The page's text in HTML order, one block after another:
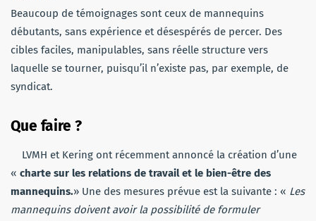
Beaucoup de témoignages sont ceux de mannequins
débutants, sans expérience et désespérés de percer. Des
cibles faciles, manipulables, sans réelle structure vers
laquelle se tourner, puisqu’il n’existe pas, par exemple, de
syndicat.
Que faire ?
LVMH et Kering ont récemment annoncé la création d’une
« charte sur les relations de travail et le bien-être des
mannequins.» Une des mesures prévue est la suivante : « Les
mannequins doivent avoir la possibilité de formuler